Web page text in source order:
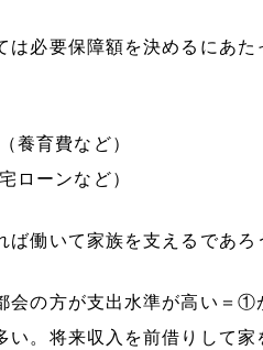
必要保障額を決めるにあた
養育費など）
ローンなど）
ば働いて家族を支えるであろ
会の方が支出水準が高い＝①
。将来収入を前借りして